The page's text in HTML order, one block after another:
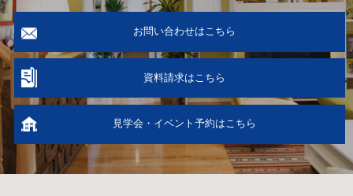
お問い合わせはこちら
資料請求はこちら
見学会・イベント予約はこちら